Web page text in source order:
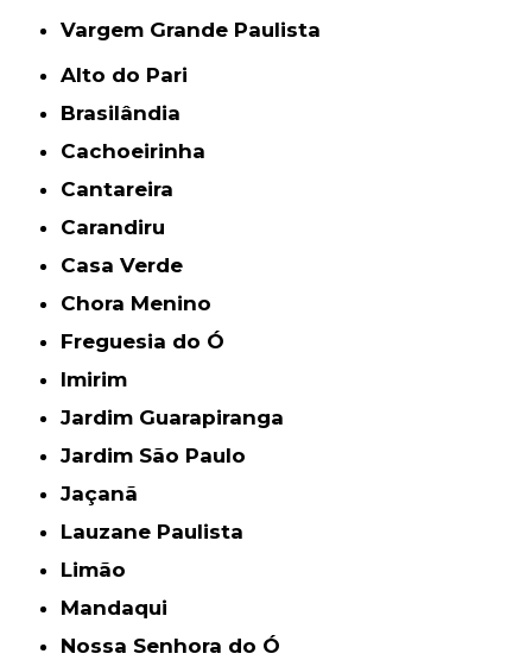
Vargem Grande Paulista
Alto do Pari
Brasilândia
Cachoeirinha
Cantareira
Carandiru
Casa Verde
Chora Menino
Freguesia do Ó
Imirim
Jardim Guarapiranga
Jardim São Paulo
Jaçanã
Lauzane Paulista
Limão
Mandaqui
Nossa Senhora do Ó